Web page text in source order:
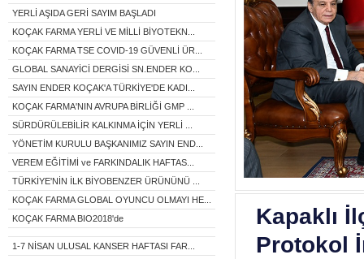
YERLİ AŞIDA GERİ SAYIM BAŞLADI
KOÇAK FARMA YERLİ VE MİLLİ BİYOTEKN...
KOÇAK FARMA TSE COVID-19 GÜVENLİ ÜR...
GLOBAL SANAYİCİ DERGİSİ SN.ENDER KO...
SAYIN ENDER KOÇAK'A TÜRKİYE'DE KADI...
KOÇAK FARMA'NIN AVRUPA BİRLİĞİ GMP ...
SÜRDÜRÜLEBİLİR KALKINMA İÇİN YERLİ ...
YÖNETİM KURULU BAŞKANIMIZ SAYIN END...
VEREM EĞİTİMİ ve FARKINDALIK HAFTAS...
TÜRKİYE'NİN İLK BİYOBENZER ÜRÜNÜNÜ ...
KOÇAK FARMA GLOBAL OYUNCU OLMAYI HE...
KOÇAK FARMA BIO2018'de
1-7 NİSAN ULUSAL KANSER HAFTASI FAR...
Kapaklı
Protokol